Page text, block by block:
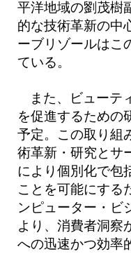
平洋地域の劉茂樹
的な技術革新の中
ーブリゾールはこ
ている。
また、ビューテ
を促進するための
予定。この取り組
術革新・研究とサ
により個別化で包
ことを可能にする
ンピューター・ビ
より、消費者洞察
への迅速かつ効率